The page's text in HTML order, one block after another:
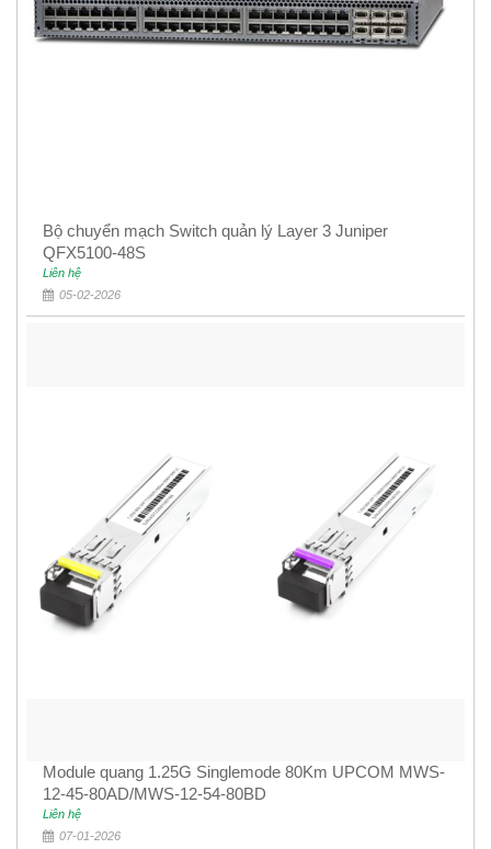
Bộ chuyển mạch Switch quản lý Layer 3 Juniper
QFX5100-48S
Liên hệ
05-02-2026
Module quang 1.25G Singlemode 80Km UPCOM MWS-
12-45-80AD/MWS-12-54-80BD
Liên hệ
07-01-2026